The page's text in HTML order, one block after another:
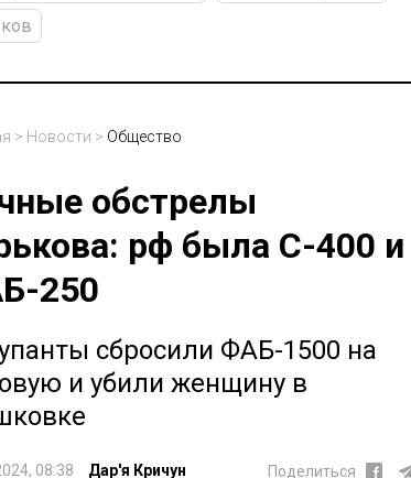
> Новости > Общество
обстрелы
рф была С-400 и
250
сбросили ФАБ-1500 на
и убили женщину в
08:38 Дар'я Кричун Поделиться